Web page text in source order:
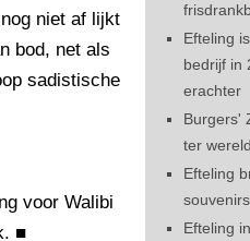
niet af lijkt
bod, net als
sadistische
voor Walibi
■
Efteling
bedrijf in
erachter
Burgers'
ter wereld
Efteling
Efteling